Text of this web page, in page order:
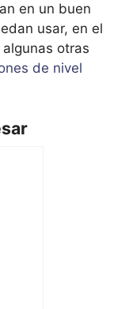
en un buen
usar, en el
otras
de nivel